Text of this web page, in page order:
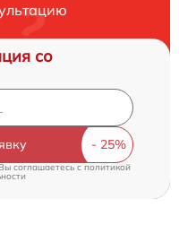
со
соглашаетесь cполитикой